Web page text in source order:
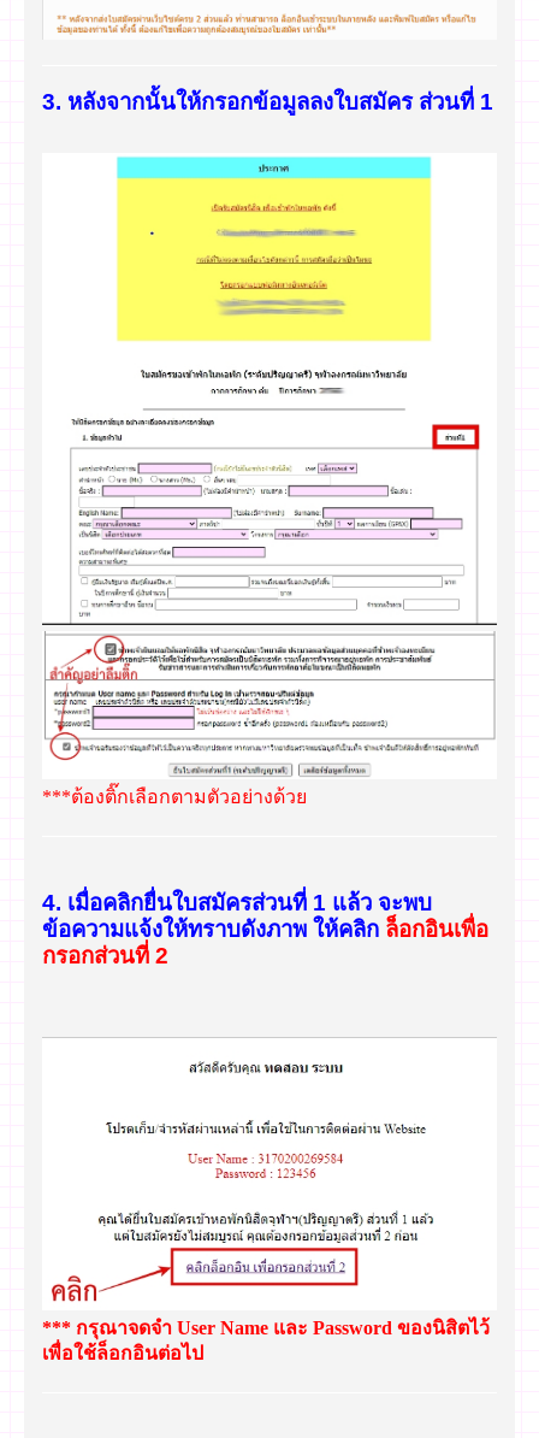
3. หลังจากนั้นให้กรอกข้อมูลลงใบสมัคร ส่วนที่ 1
***ต้องติ๊กเลือกตามตัวอย่างด้วย
4. เมื่อคลิกยื่นใบสมัครส่วนที่ 1 แล้ว จะพบ
ข้อความแจ้งให้ทราบดังภาพ ให้คลิก ล็อกอินเพื่อ
กรอกส่วนที่ 2
*** กรุณาจดจำ User Name และ Password ของนิสิตไว้
เพื่อใช้ล็อกอินต่อไป